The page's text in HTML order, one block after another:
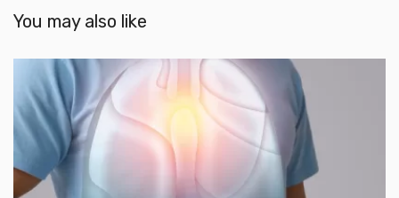
You may also like